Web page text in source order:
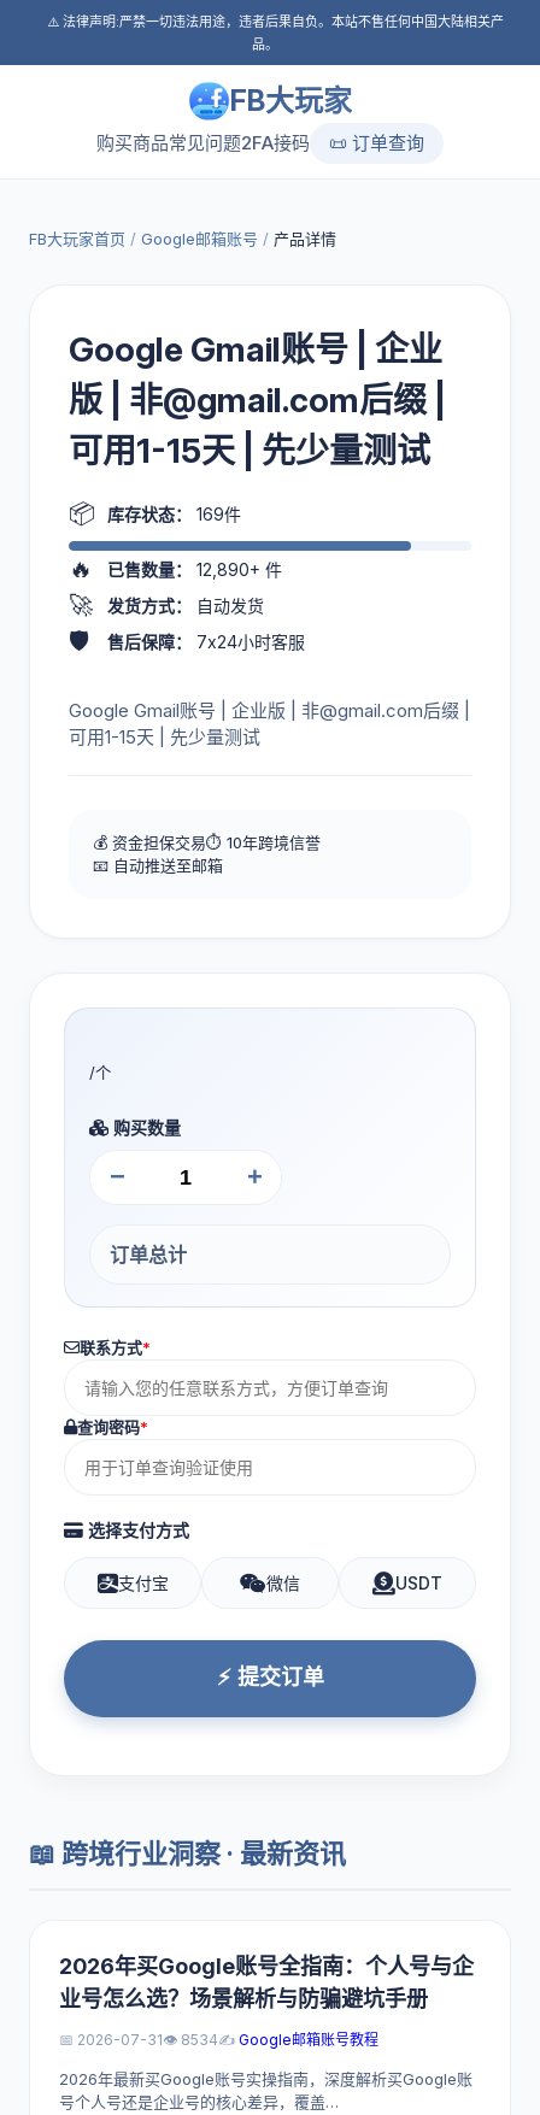
⚠️ 法律声明:严禁一切违法用途，违者后果自负。本站不售任何中国大陆相关产
品。
FB大玩家
购买商品常见问题2FA接码 📜 订单查询
FB大玩家首页 / Google邮箱账号 / 产品详情
Google Gmail账号 | 企业
版 | 非@gmail.com后缀 |
可用1-15天 | 先少量测试
📦 库存状态： 169件
🔥 已售数量： 12,890+ 件
🚀 发货方式： 自动发货
🛡️ 售后保障： 7x24小时客服
Google Gmail账号 | 企业版 | 非@gmail.com后缀 |
可用1-15天 | 先少量测试
💰 资金担保交易⏱️ 10年跨境信誉
📧 自动推送至邮箱
/个
购买数量
− +
订单总计
联系方式*
查询密码*
选择支付方式
支付宝 微信 USDT
⚡ 提交订单
📖 跨境行业洞察 · 最新资讯
2026年买Google账号全指南：个人号与企
业号怎么选？场景解析与防骗避坑手册
📅 2026-07-31👁️ 8534✍️ Google邮箱账号教程
2026年最新买Google账号实操指南，深度解析买Google账
号个人号还是企业号的核心差异，覆盖…